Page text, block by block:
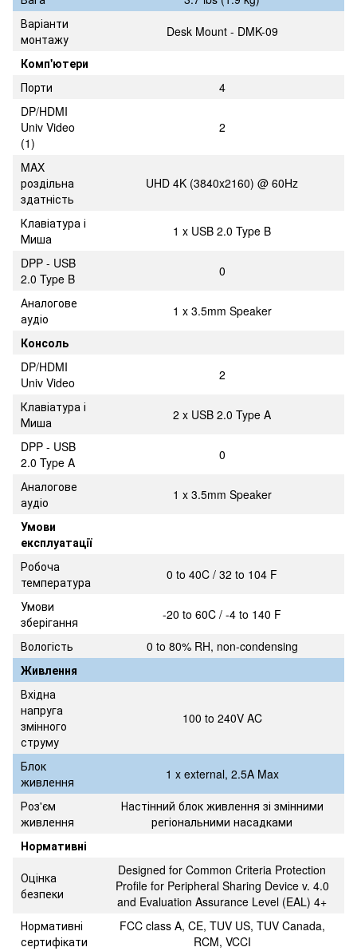
Варіанти
монтажу
Desk Mount - DMK-09
Комп'ютери
Порти
4
DP/HDMI
Univ Video
(1)
2
MAX
роздільна
здатність
UHD 4K (3840x2160) @ 60Hz
Клавіатура і
Миша
1 x USB 2.0 Type B
DPP - USB
2.0 Type B
0
Аналогове
аудіо
1 x 3.5mm Speaker
Консоль
DP/HDMI
Univ Video
2
Клавіатура і
Миша
2 x USB 2.0 Type A
DPP - USB
2.0 Type A
0
Аналогове
аудіо
1 x 3.5mm Speaker
Умови
експлуатації
Робоча
температура
0 to 40C / 32 to 104 F
Умови
зберігання
-20 to 60C / -4 to 140 F
Вологість
0 to 80% RH, non-condensing
Живлення
Вхідна
напруга
змінного
струму
100 to 240V AC
Блок
живлення
1 x external, 2.5A Max
Роз'єм
живлення
Настінний блок живлення зі змінними
регіональними насадками
Нормативні
Оцінка
безпеки
Designed for Common Criteria Protection
Profile for Peripheral Sharing Device v. 4.0
and Evaluation Assurance Level (EAL) 4+
Нормативні
сертифікати
FCC class A, CE, TUV US, TUV Canada,
RCM, VCCI